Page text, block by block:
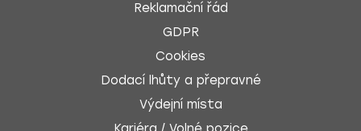
Reklamační řád
GDPR
Cookies
Dodací lhůty a přepravné
Výdejní místa